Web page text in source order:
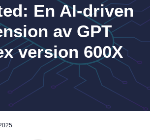
En AI-driven
av GPT
version 600X